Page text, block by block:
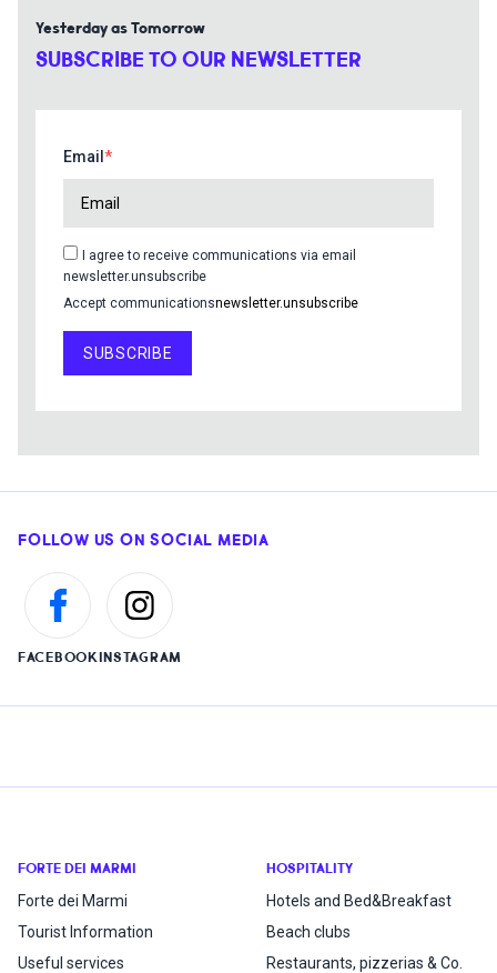
Yesterday as Tomorrow
SUBSCRIBE TO OUR NEWSLETTER
Email
I agree to receive communications via email
newsletter.unsubscribe
Accept communicationsnewsletter.unsubscribe
SUBSCRIBE
FOLLOW US ON SOCIAL MEDIA
FACEBOOKINSTAGRAM
FORTE DEI MARMI
Forte dei Marmi
Tourist Information
Useful services
HOSPITALITY
Hotels and Bed&Breakfast
Beach clubs
Restaurants, pizzerias & Co.